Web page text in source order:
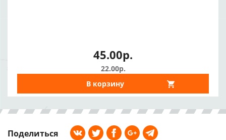
45.00р.
22.00р.
В корзину
Поделиться